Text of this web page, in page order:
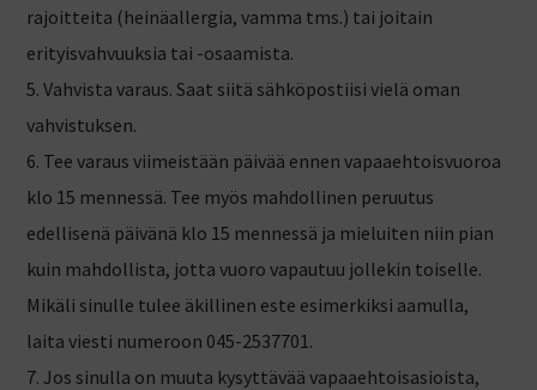
rajoitteita (heinäallergia, vamma tms.) tai joitain
erityisvahvuuksia tai -osaamista.
5. Vahvista varaus. Saat siitä sähköpostiisi vielä oman
vahvistuksen.
6. Tee varaus viimeistään päivää ennen vapaaehtoisvuoroa
klo 15 mennessä. Tee myös mahdollinen peruutus
edellisenä päivänä klo 15 mennessä ja mieluiten niin pian
kuin mahdollista, jotta vuoro vapautuu jollekin toiselle.
Mikäli sinulle tulee äkillinen este esimerkiksi aamulla,
laita viesti numeroon 045-2537701.
7. Jos sinulla on muuta kysyttävää vapaaehtoisasioista,